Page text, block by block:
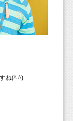
ね(^ ^)